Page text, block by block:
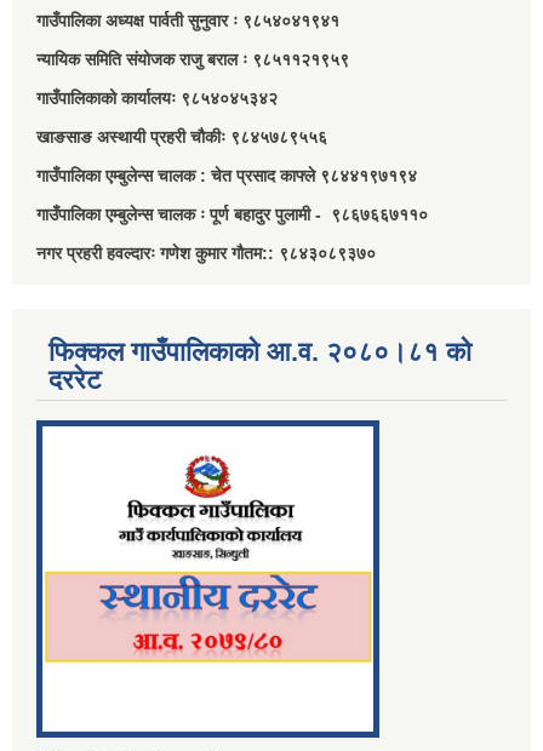
गाउँपालिका अध्यक्ष पार्वती सुनुवार ः ९८५४०४१९४१
न्यायिक समिति संयोजक राजु बराल ः ९८५११२१९५९
गाउँपालिकाको कार्यालयः ९८५४०४५३४२
खाङसाङ अस्थायी प्रहरी चौकीः ९८४५७८९५५६
गाउँपालिका एम्बुलेन्स चालक : चेत प्रसाद काफ्ले ९८४४१९७१९४
गाउँपालिका एम्बुलेन्स चालक ः पूर्ण बहादुर पुलामी - ९८६७६६७११०
नगर प्रहरी हवल्दारः गणेश कुमार गौतम:: ९८४३०८९३७०
फिक्कल गाउँपालिकाको आ.व. २०८०।८१ को
दररेट